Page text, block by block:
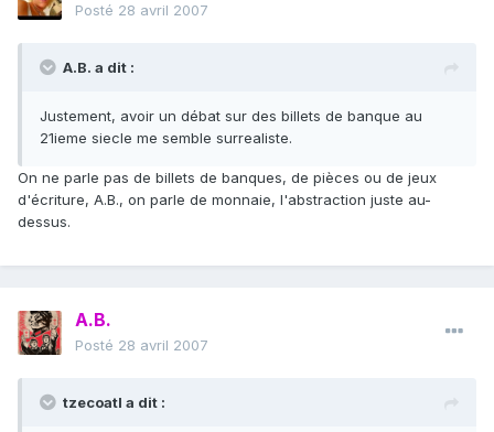
Posté 28 avril 2007
A.B. a dit :
Justement, avoir un débat sur des billets de banque au
21ieme siecle me semble surrealiste.
On ne parle pas de billets de banques, de pièces ou de jeux
d'écriture, A.B., on parle de monnaie, l'abstraction juste au-
dessus.
A.B.
Posté 28 avril 2007
tzecoatl a dit :